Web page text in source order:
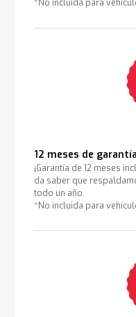
*No incluida para
12 meses de garantía
¡Garantía de 12 meses
da saber que
todo un año.
*No incluida para